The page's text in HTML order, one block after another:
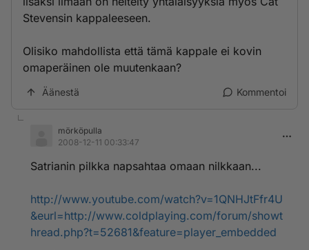
Stevensin kappaleeseen.
Olisiko mahdollista että tämä kappale ei kovin
omaperäinen ole muutenkaan?
Äänestä Kommentoi
mörköpulla
2008-12-11 00:33:47
Satrianin pilkka napsahtaa omaan nilkkaan...
http://www.youtube.com/watch?v=1QNHJtFfr4U
&eurl=http://www.coldplaying.com/forum/showt
hread.php?t=52681&feature=player_embedded